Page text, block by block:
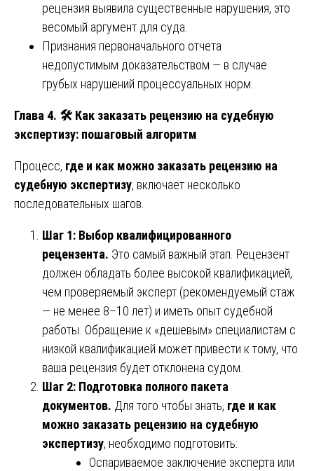
рецензия выявила существенные нарушения, это
весомый аргумент для суда.
Признания первоначального отчета
недопустимым доказательством — в случае
грубых нарушений процессуальных норм.
Глава 4. 🛠️ Как заказать рецензию на судебную
экспертизу: пошаговый алгоритм
Процесс, где и как можно заказать рецензию на
судебную экспертизу, включает несколько
последовательных шагов.
Шаг 1: Выбор квалифицированного
рецензента. Это самый важный этап. Рецензент
должен обладать более высокой квалификацией,
чем проверяемый эксперт (рекомендуемый стаж
— не менее 8–10 лет) и иметь опыт судебной
работы. Обращение к «дешевым» специалистам с
низкой квалификацией может привести к тому, что
ваша рецензия будет отклонена судом.
Шаг 2: Подготовка полного пакета
документов. Для того чтобы знать, где и как
можно заказать рецензию на судебную
экспертизу, необходимо подготовить:
Оспариваемое заключение эксперта или